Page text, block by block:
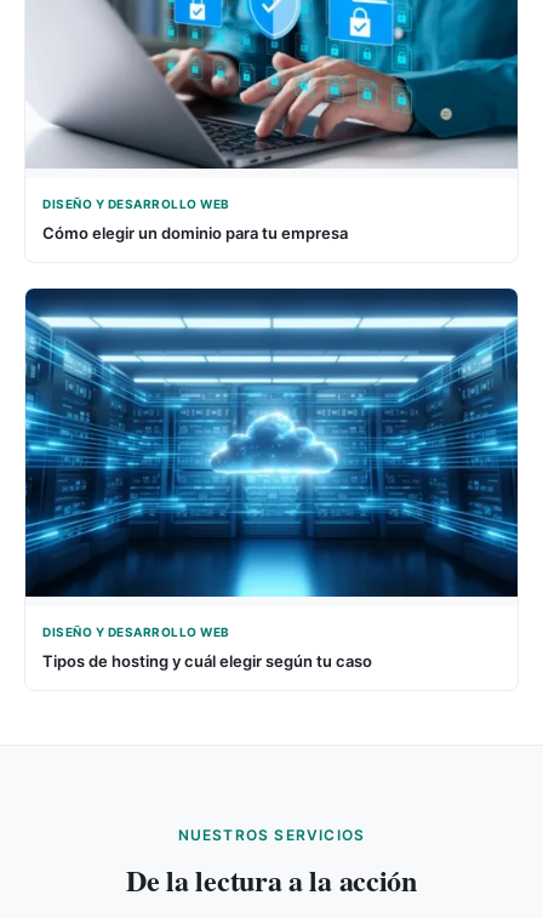
DISEÑO Y DESARROLLO WEB
Cómo elegir un dominio para tu empresa
DISEÑO Y DESARROLLO WEB
Tipos de hosting y cuál elegir según tu caso
NUESTROS SERVICIOS
De la lectura a la acción